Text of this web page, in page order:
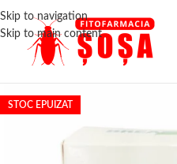
Skip to navigation
Skip to main content
STOC EPUIZAT